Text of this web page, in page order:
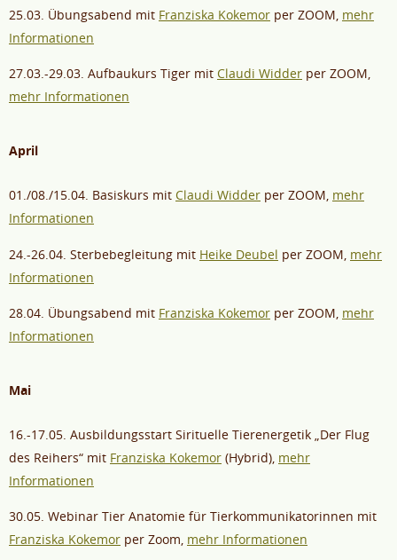
25.03. Übungsabend mit Franziska Kokemor per ZOOM, mehr
Informationen
27.03.-29.03. Aufbaukurs Tiger mit Claudi Widder per ZOOM,
mehr Informationen
April
01./08./15.04. Basiskurs mit Claudi Widder per ZOOM, mehr
Informationen
24.-26.04. Sterbebegleitung mit Heike Deubel per ZOOM, mehr
Informationen
28.04. Übungsabend mit Franziska Kokemor per ZOOM, mehr
Informationen
Mai
16.-17.05. Ausbildungsstart Sirituelle Tierenergetik „Der Flug
des Reihers“ mit Franziska Kokemor (Hybrid), mehr
Informationen
30.05. Webinar Tier Anatomie für Tierkommunikatorinnen mit
Franziska Kokemor per Zoom, mehr Informationen